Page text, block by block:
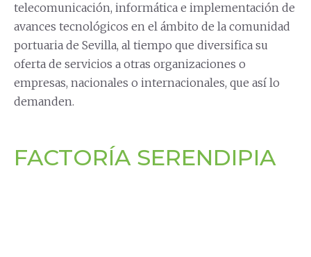
telecomunicación, informática e implementación de
avances tecnológicos en el ámbito de la comunidad
portuaria de Sevilla, al tiempo que diversifica su
oferta de servicios a otras organizaciones o
empresas, nacionales o internacionales, que así lo
demanden.
FACTORÍA SERENDIPIA